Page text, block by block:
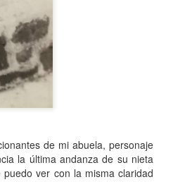
de mi abuela, personaje
la última andanza de su nieta
ver con la misma claridad
“Ser abofeteado teniendo las
manos atadas detrás de la
espalda